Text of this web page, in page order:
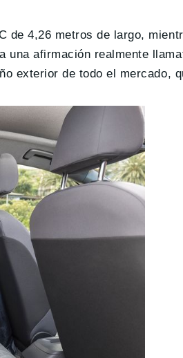
de 4,26 metros de largo,
una afirmación realmente
exterior de todo el mercado,